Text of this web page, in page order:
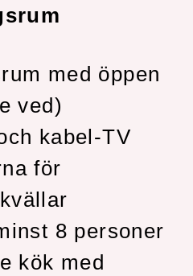
med öppen
ved)
kabel-TV
för
8 personer
kök med